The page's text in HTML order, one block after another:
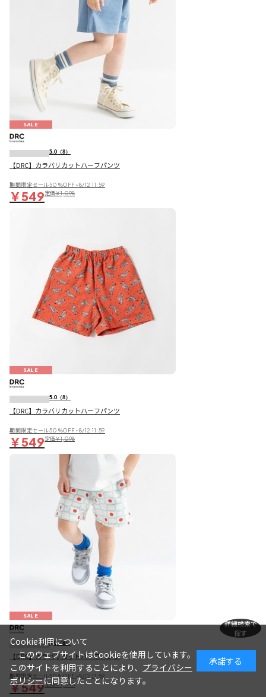
SALE
5.0 （8）
【DRC】カラバリカットハーフパンツ
期間限定セール50％OFF~8/12 11:59
￥549定価￥1,098
SALE
5.0 （8）
【DRC】カラバリカットハーフパンツ
期間限定セール50％OFF~8/12 11:59
￥549定価￥1,098
SALE
5.0（8）
【DRC】カラバリカットハーフパンツ
期間限定セール50％OFF~8/12 11:59
￥549定価￥1,098
詳細検索で
探す
Cookie利用について
このウェブサイトはCookieを使用しています。
このサイトを利用することにより、 プライバシー
ポリシーに同意したことになります。
承諾する